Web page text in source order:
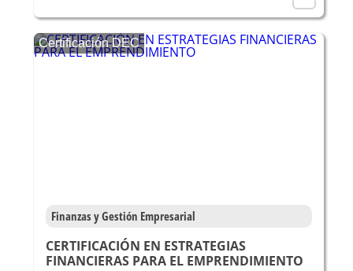
Certificación DEC
Finanzas y Gestión Empresarial
CERTIFICACIÓN EN ESTRATEGIAS
FINANCIERAS PARA EL EMPRENDIMIENTO